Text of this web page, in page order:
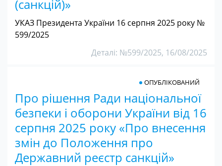
(санкцій)»
УКАЗ Президента України 16 серпня 2025 року №
599/2025
Деталі: №599/2025, 16/08/2025
Про рішення Ради національної
безпеки і оборони України від 16
серпня 2025 року «Про внесення
змін до Положення про
Державний реєстр санкцій»
ОПУБЛІКОВАНИЙ